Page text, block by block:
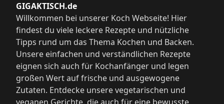
GIGAKTISCH.de
Willkommen bei unserer Koch Webseite! Hier
findest du viele leckere Rezepte und nützliche
Tipps rund um das Thema Kochen und Backen.
Unsere einfachen und verständlichen Rezepte
eignen sich auch für Kochanfänger und legen
großen Wert auf frische und ausgewogene
Zutaten. Entdecke unsere vegetarischen und